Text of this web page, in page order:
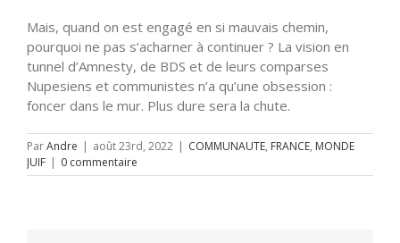
Mais, quand on est engagé en si mauvais chemin,
pourquoi ne pas s’acharner à continuer ? La vision en
tunnel d’Amnesty, de BDS et de leurs comparses
Nupesiens et communistes n’a qu’une obsession :
foncer dans le mur. Plus dure sera la chute.
ParAndre | août 23rd, 2022 | COMMUNAUTE, FRANCE, MONDE
JUIF | 0 commentaire